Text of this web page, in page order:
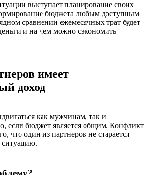
выступает планирование своих
бюджета любым доступным
сравнении ежемесячных трат будет
и на чем можно сэкономить
имеет
доход
как мужчинам, так и
если бюджет является общим. Конфликт
что один из партнеров не старается
ситуацию.